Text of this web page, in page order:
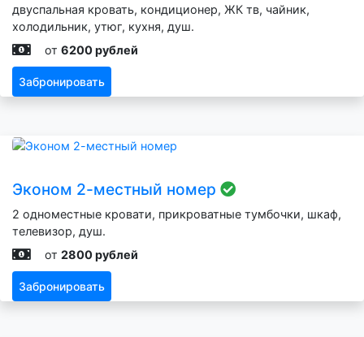
двуспальная кровать, кондиционер, ЖК тв, чайник,
холодильник, утюг, кухня, душ.
от 6200 рублей
Забронировать
Эконом 2-местный номер
2 одноместные кровати, прикроватные тумбочки, шкаф,
телевизор, душ.
от 2800 рублей
Забронировать